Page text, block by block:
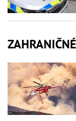
ZAHRANIČNÉ